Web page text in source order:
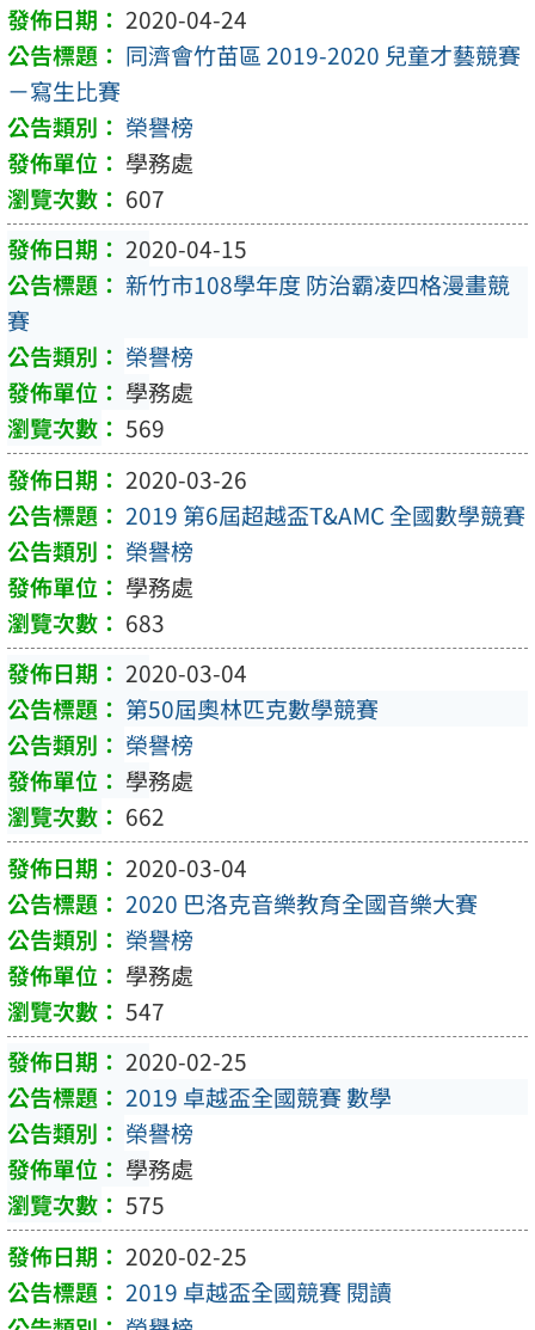
2020-04-24
同濟會竹苗區 2019-2020 兒童才藝競賽
－寫生比賽
榮譽榜
學務處
607
2020-04-15
新竹市108學年度 防治霸凌四格漫畫競
賽
榮譽榜
學務處
569
2020-03-26
2019 第6屆超越盃T&AMC 全國數學競賽
榮譽榜
學務處
683
2020-03-04
第50屆奧林匹克數學競賽
榮譽榜
學務處
662
2020-03-04
2020 巴洛克音樂教育全國音樂大賽
榮譽榜
學務處
547
2020-02-25
2019 卓越盃全國競賽 數學
榮譽榜
學務處
575
2020-02-25
2019 卓越盃全國競賽 閱讀